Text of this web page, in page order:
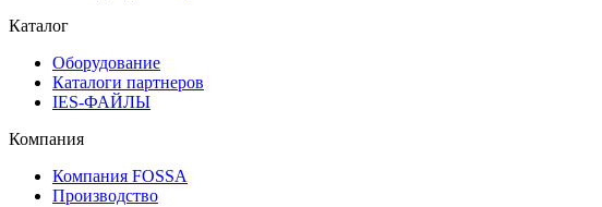
Каталог
Оборудование
Каталоги партнеров
IES-ФАЙЛЫ
Компания
Компания FOSSA
Производство